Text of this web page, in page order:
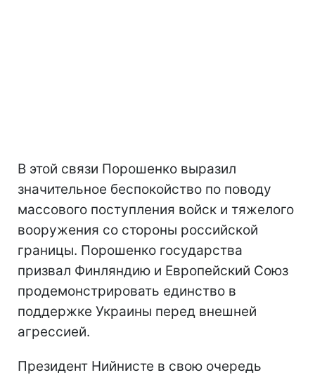
В этой связи Порошенко выразил
значительное беспокойство по поводу
массового поступления войск и тяжелого
вооружения со стороны российской
границы. Порошенко государства
призвал Финляндию и Европейский Союз
продемонстрировать единство в
поддержке Украины перед внешней
агрессией.
Президент Нийнисте в свою очередь